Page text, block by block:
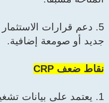
5. دعم قرارات
جديد أو صومعة إضافية.
نقاط ضعف CRP
1. يعتمد على بيانات تشغيل دقيقة